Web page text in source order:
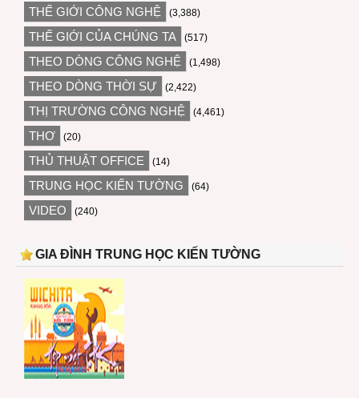
THẾ GIỚI CÔNG NGHỆ (3,388)
THẾ GIỚI CỦA CHÚNG TA (517)
THEO DÒNG CÔNG NGHỆ (1,498)
THEO DÒNG THỜI SỰ (2,422)
THỊ TRƯỜNG CÔNG NGHỆ (4,461)
THƠ (20)
THỦ THUẬT OFFICE (14)
TRUNG HỌC KIẾN TƯỜNG (64)
VIDEO (240)
GIA ĐÌNH TRUNG HỌC KIẾN TƯỜNG